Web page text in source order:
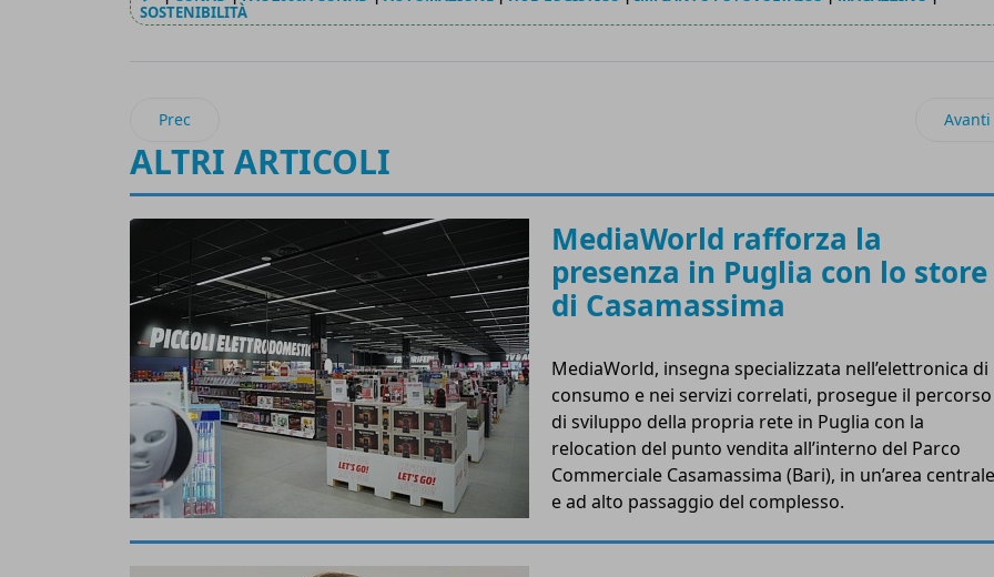
SOSTENIBILITÀ
Articolo precedente: Essity ottiene la certificazione Design for All per l’igiene inclusiva
Prec Avanti
ALTRI ARTICOLI
MediaWorld rafforza la
presenza in Puglia con lo store
di Casamassima
MediaWorld, insegna specializzata nell’elettronica di
consumo e nei servizi correlati, prosegue il percorso
di sviluppo della propria rete in Puglia con la
relocation del punto vendita all’interno del Parco
Commerciale Casamassima (Bari), in un’area centrale
e ad alto passaggio del complesso.